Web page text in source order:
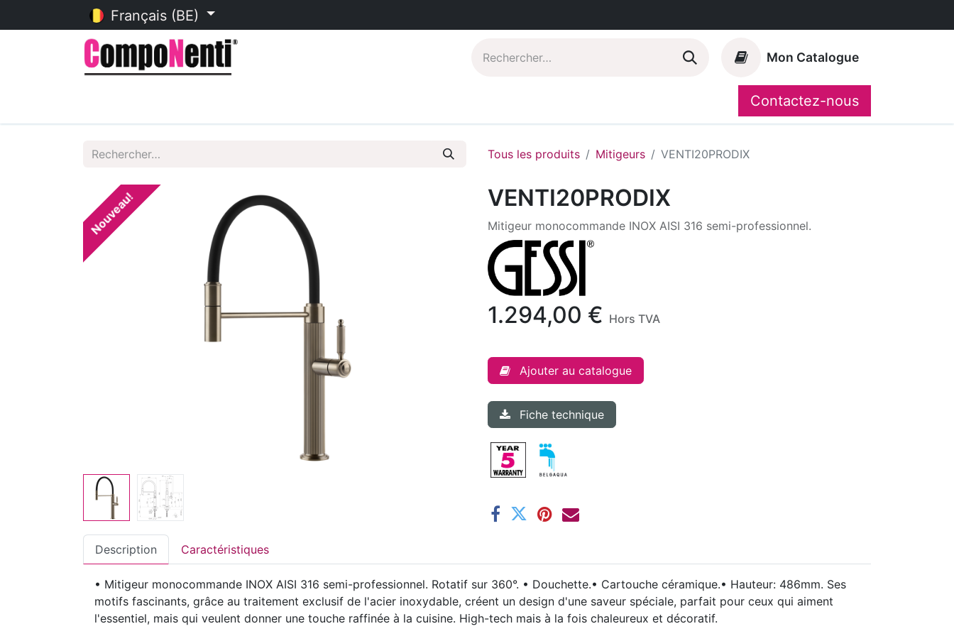
Français (BE)
Mon Catalogue
CompoShop
Contactez-nous
Tous les produits Mitigeurs VENTI20PRODIX
Nouveau! VENTI20PRODIX
Mitigeur monocommande INOX AISI 316 semi-professionnel.
1.294,00 € Hors TVA
Ajouter au catalogue
Fiche technique
Description Caractéristiques
• Mitigeur monocommande INOX AISI 316 semi-professionnel. Rotatif sur 360°. • Douchette.• Cartouche céramique.• Hauteur: 486mm. Ses
motifs fascinants, grâce au traitement exclusif de l'acier inoxydable, créent un design d'une saveur spéciale, parfait pour ceux qui aiment
l'essentiel, mais qui veulent donner une touche raffinée à la cuisine. High-tech mais à la fois chaleureux et décoratif.